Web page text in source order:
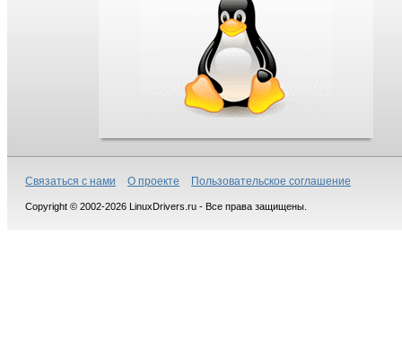
Связаться с нами О проекте Пользовательское соглашение
Copyright © 2002-2026 LinuxDrivers.ru - Все права защищены.